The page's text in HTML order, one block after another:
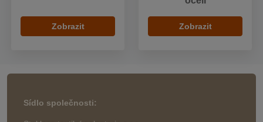
Zobrazit Zobrazit
Sídlo společnosti: